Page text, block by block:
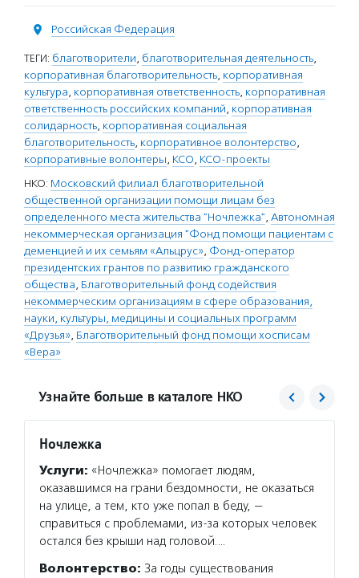
Российская Федерация
ТЕГИ: благотворители, благотворительная деятельность,
корпоративная благотворительность, корпоративная
культура, корпоративная ответственность, корпоративная
ответственность российских компаний, корпоративная
солидарность, корпоративная социальная
благотворительность, корпоративное волонтерство,
корпоративные волонтеры, КСО, КСО-проекты
НКО: Московский филиал благотворительной
общественной организации помощи лицам без
определенного места жительства "Ночлежка", Автономная
некоммерческая организация "Фонд помощи пациентам с
деменцией и их семьям «Альцрус», Фонд-оператор
президентских грантов по развитию гражданского
общества, Благотворительный фонд содействия
некоммерческим организациям в сфере образования,
науки, культуры, медицины и социальных программ
«Друзья», Благотворительный фонд помощи хосписам
«Вера»
Узнайте больше в каталоге НКО
Ночлежка
Услуги: «Ночлежка» помогает людям,
оказавшимся на грани бездомности, не оказаться
на улице, а тем, кто уже попал в беду, —
справиться с проблемами, из-за которых человек
остался без крыши над головой.…
Волонтерство: За годы существования